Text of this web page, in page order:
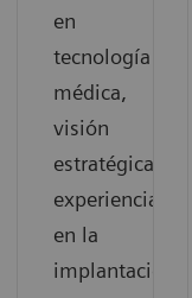
en
tecnología
médica,
visión
estratégica,
experiencia
en la
implantación